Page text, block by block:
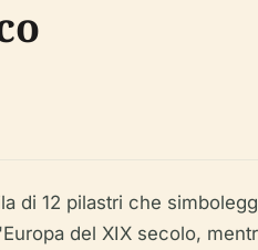
di 12 pilastri che
del XIX secolo,